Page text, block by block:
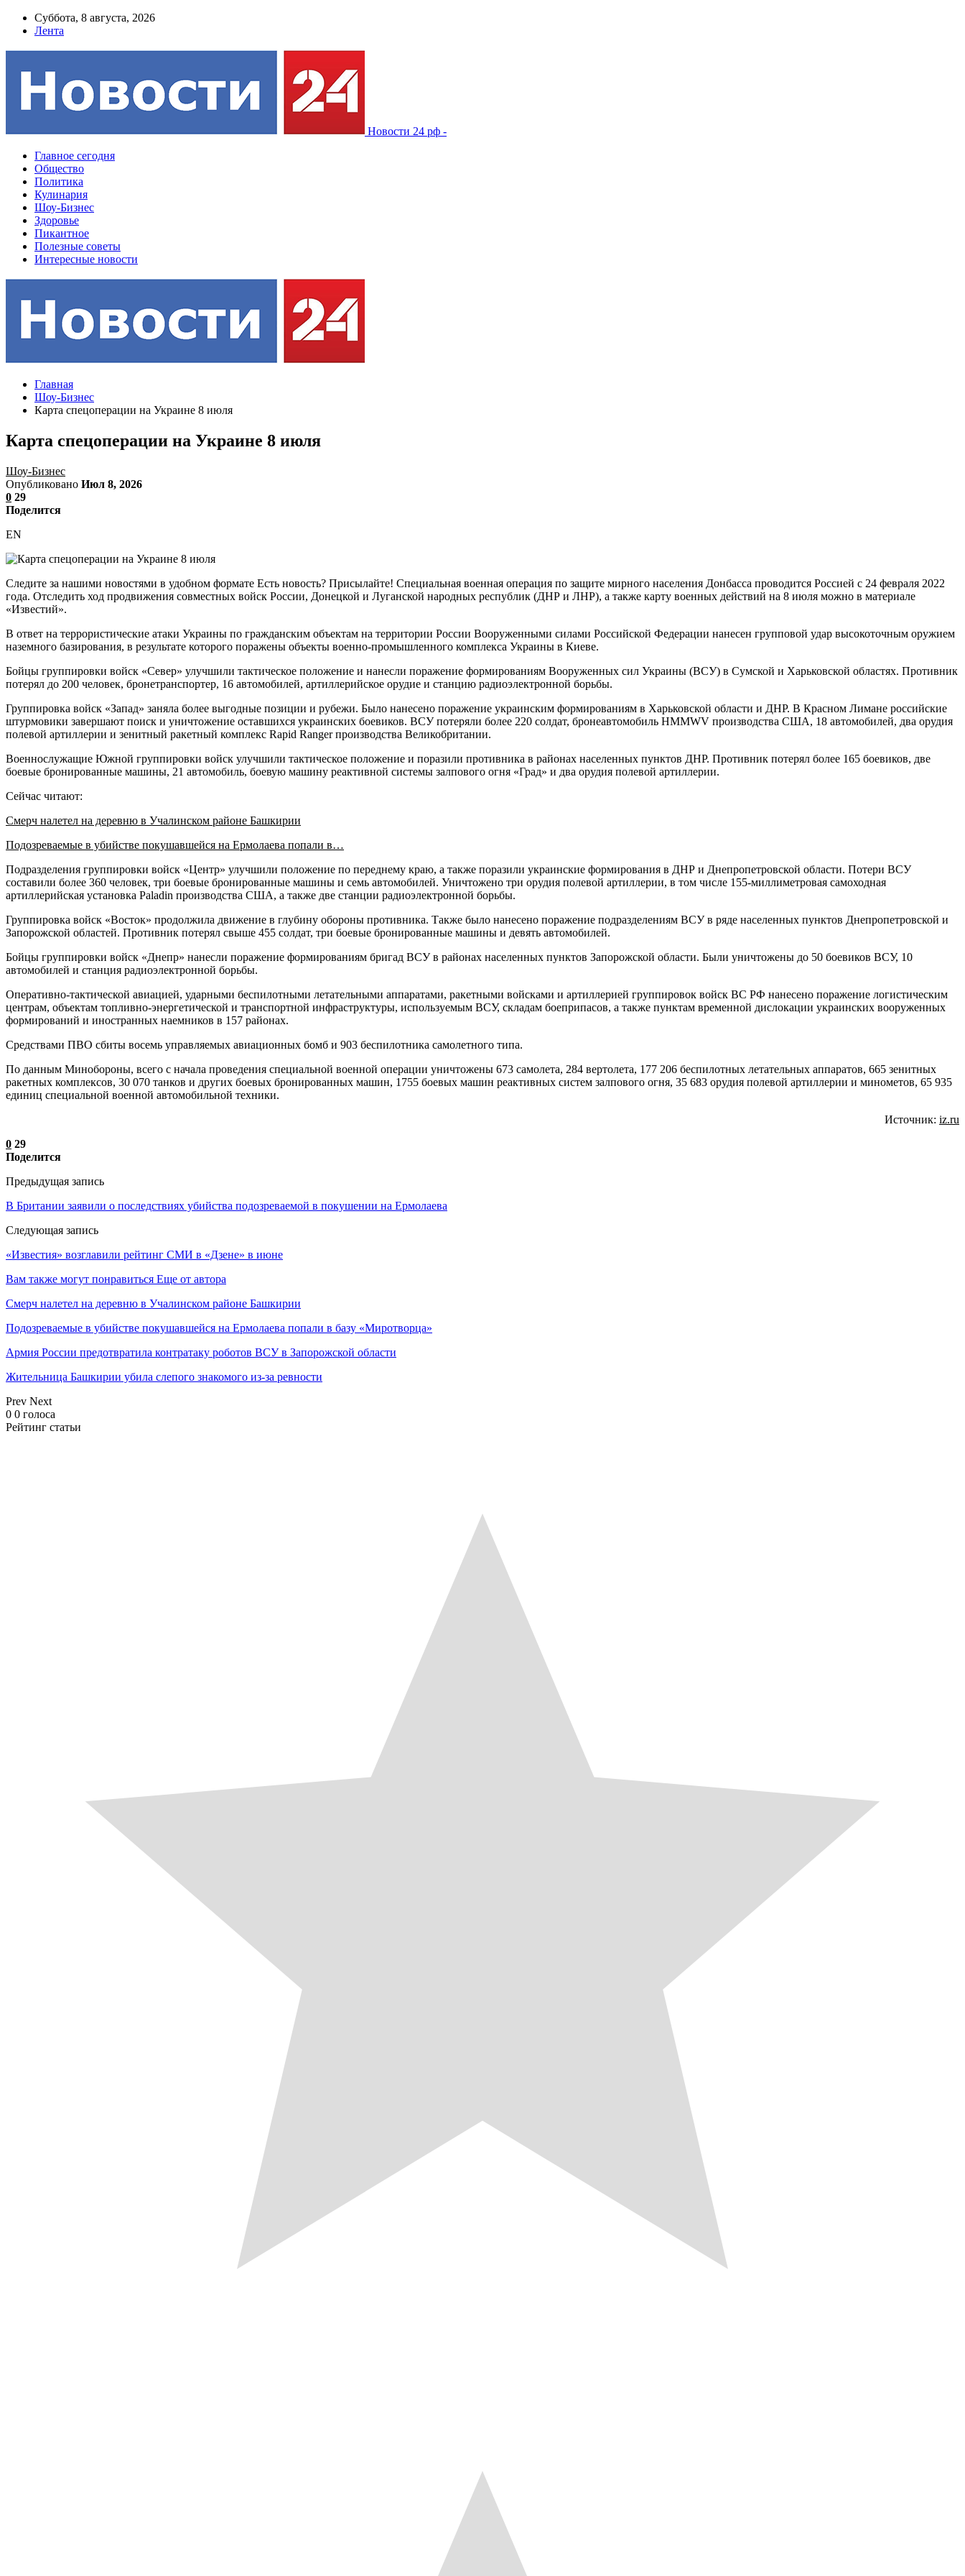
Суббота, 8 августа, 2026
Лента
Новости 24 рф -
Главное сегодня
Общество
Политика
Кулинария
Шоу-Бизнес
Здоровье
Пикантное
Полезные советы
Интересные новости
Главная
Шоу-Бизнес
Карта спецоперации на Украине 8 июля
Карта спецоперации на Украине 8 июля
Шоу-Бизнес
Опубликовано Июл 8, 2026
0 29
Поделится
EN
Следите за нашими новостями в удобном формате Есть новость? Присылайте! Специальная военная операция по защите мирного населения Донбасса проводится Россией с 24 февраля 2022
года. Отследить ход продвижения совместных войск России, Донецкой и Луганской народных республик (ДНР и ЛНР), а также карту военных действий на 8 июля можно в материале
«Известий».
В ответ на террористические атаки Украины по гражданским объектам на территории России Вооруженными силами Российской Федерации нанесен групповой удар высокоточным оружием
наземного базирования, в результате которого поражены объекты военно-промышленного комплекса Украины в Киеве.
Бойцы группировки войск «Север» улучшили тактическое положение и нанесли поражение формированиям Вооруженных сил Украины (ВСУ) в Сумской и Харьковской областях. Противник
потерял до 200 человек, бронетранспортер, 16 автомобилей, артиллерийское орудие и станцию радиоэлектронной борьбы.
Группировка войск «Запад» заняла более выгодные позиции и рубежи. Было нанесено поражение украинским формированиям в Харьковской области и ДНР. В Красном Лимане российские
штурмовики завершают поиск и уничтожение оставшихся украинских боевиков. ВСУ потеряли более 220 солдат, бронеавтомобиль HMMWV производства США, 18 автомобилей, два орудия
полевой артиллерии и зенитный ракетный комплекс Rapid Ranger производства Великобритании.
Военнослужащие Южной группировки войск улучшили тактическое положение и поразили противника в районах населенных пунктов ДНР. Противник потерял более 165 боевиков, две
боевые бронированные машины, 21 автомобиль, боевую машину реактивной системы залпового огня «Град» и два орудия полевой артиллерии.
Сейчас читают:
Смерч налетел на деревню в Учалинском районе Башкирии
Подозреваемые в убийстве покушавшейся на Ермолаева попали в…
Подразделения группировки войск «Центр» улучшили положение по переднему краю, а также поразили украинские формирования в ДНР и Днепропетровской области. Потери ВСУ
составили более 360 человек, три боевые бронированные машины и семь автомобилей. Уничтожено три орудия полевой артиллерии, в том числе 155-миллиметровая самоходная
артиллерийская установка Paladin производства США, а также две станции радиоэлектронной борьбы.
Группировка войск «Восток» продолжила движение в глубину обороны противника. Также было нанесено поражение подразделениям ВСУ в ряде населенных пунктов Днепропетровской и
Запорожской областей. Противник потерял свыше 455 солдат, три боевые бронированные машины и девять автомобилей.
Бойцы группировки войск «Днепр» нанесли поражение формированиям бригад ВСУ в районах населенных пунктов Запорожской области. Были уничтожены до 50 боевиков ВСУ, 10
автомобилей и станция радиоэлектронной борьбы.
Оперативно-тактической авиацией, ударными беспилотными летательными аппаратами, ракетными войсками и артиллерией группировок войск ВС РФ нанесено поражение логистическим
центрам, объектам топливно-энергетической и транспортной инфраструктуры, используемым ВСУ, складам боеприпасов, а также пунктам временной дислокации украинских вооруженных
формирований и иностранных наемников в 157 районах.
Средствами ПВО сбиты восемь управляемых авиационных бомб и 903 беспилотника самолетного типа.
По данным Минобороны, всего с начала проведения специальной военной операции уничтожены 673 самолета, 284 вертолета, 177 206 беспилотных летательных аппаратов, 665 зенитных
ракетных комплексов, 30 070 танков и других боевых бронированных машин, 1755 боевых машин реактивных систем залпового огня, 35 683 орудия полевой артиллерии и минометов, 65 935
единиц специальной военной автомобильной техники.
Источник: iz.ru
0 29
Поделится
Предыдущая запись
В Британии заявили о последствиях убийства подозреваемой в покушении на Ермолаева
Следующая запись
«Известия» возглавили рейтинг СМИ в «Дзене» в июне
Вам также могут понравиться Еще от автора
Смерч налетел на деревню в Учалинском районе Башкирии
Подозреваемые в убийстве покушавшейся на Ермолаева попали в базу «Миротворца»
Армия России предотвратила контратаку роботов ВСУ в Запорожской области
Жительница Башкирии убила слепого знакомого из-за ревности
Prev Next
0 0 голоса
Рейтинг статьи